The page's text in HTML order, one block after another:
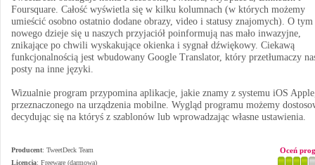
Foursquare. Całość wyświetla się w kilku kolumnach (w których możemy
umieścić osobno ostatnio dodane obrazy, video i statusy znajomych). O tym
nowego dzieje się u naszych przyjaciół poinformują nas mało inwazyjne,
znikające po chwili wyskakujące okienka i sygnał dźwiękowy. Ciekawą
funkcjonalnością jest wbudowany Google Translator, który przetłumaczy
posty na inne języki.
Wizualnie program przypomina aplikacje, jakie znamy z systemu iOS
przeznaczonego na urządzenia mobilne. Wygląd programu możemy
decydując się na któryś z szablonów lub wprowadzając własne ustawienia.
Producent: TweetDeck Team
Licencja: Freeware (darmowa)
Oceń